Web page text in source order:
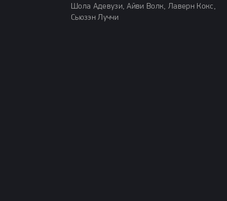
Шола Адевузи, Айви Волк, Лаверн Кокс,
Сьюзэн Луччи